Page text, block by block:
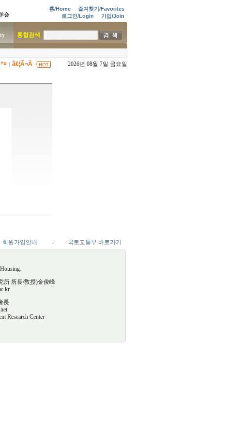
홈/Home
즐겨찾기/Favorites
로그인/Login
가입/Join
통합검색
â€¦Ã¬Â 2026년 08월 7일 금요일
회원가입안내 ../ 국토교통부 바로가기
所 所長/敎授)金俊峰
長
Research Center